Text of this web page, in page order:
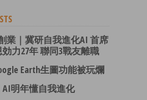
業｜冀研自我進化AI 首席
力27年 聯同3戰友離職
Earth生圖功能被玩爛
明年懂自我進化